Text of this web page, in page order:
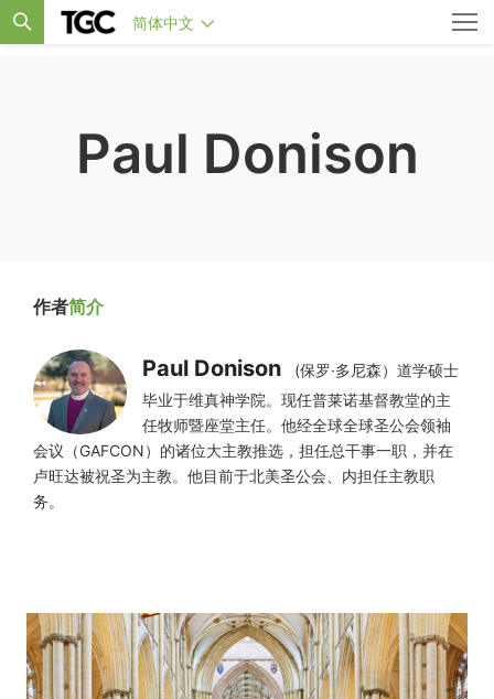
简体中文
Paul Donison
作者简介
Paul Donison
(保罗·多尼森）道学硕士
毕业于维真神学院。现任普莱诺基督教堂的主
任牧师暨座堂主任。他经全球全球圣公会领袖
会议（GAFCON）的诸位大主教推选，担任总干事一职，并在
卢旺达被祝圣为主教。他目前于北美圣公会、内担任主教职
务。